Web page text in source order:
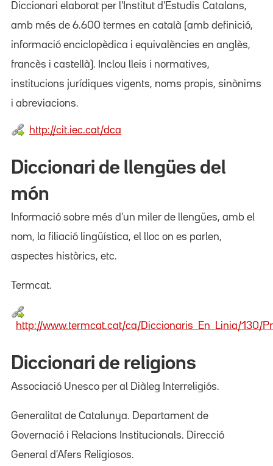
Diccionari elaborat per l'Institut d'Estudis Catalans,
amb més de 6.600 termes en català (amb definició,
informació enciclopèdica i equivalències en anglès,
francès i castellà). Inclou lleis i normatives,
institucions jurídiques vigents, noms propis, sinònims
i abreviacions.
http://cit.iec.cat/dca
Diccionari de llengües del
món
Informació sobre més d'un miler de llengües, amb el
nom, la filiació lingüística, el lloc on es parlen,
aspectes històrics, etc.
Termcat.
http://www.termcat.cat/ca/Diccionaris_En_Linia/130/
Diccionari de religions
Associació Unesco per al Diàleg Interreligiós.
Generalitat de Catalunya. Departament de
Governació i Relacions Institucionals. Direcció
General d'Afers Religiosos.